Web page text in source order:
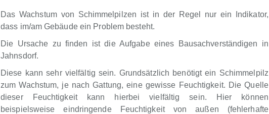
Das Wachstum von Schimmelpilzen ist in der Regel nur ein Indikator,
dass im/am Gebäude ein Problem besteht.
Die Ursache zu finden ist die Aufgabe eines Bausachverständigen in
Jahnsdorf.
Diese kann sehr vielfältig sein. Grundsätzlich benötigt ein Schimmelpilz
zum Wachstum, je nach Gattung, eine gewisse Feuchtigkeit. Die Quelle
dieser Feuchtigkeit kann hierbei vielfältig sein. Hier können
beispielsweise eindringende Feuchtigkeit von außen (fehlerhafte